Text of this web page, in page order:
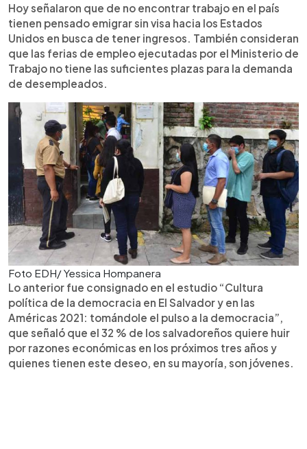
Hoy señalaron que de no encontrar trabajo en el país
tienen pensado emigrar sin visa hacia los Estados
Unidos en busca de tener ingresos. También consideran
que las ferias de empleo ejecutadas por el Ministerio de
Trabajo no tiene las suficientes plazas para la demanda
de desempleados.
Foto EDH/ Yessica Hompanera
Lo anterior fue consignado en el estudio “Cultura
política de la democracia en El Salvador y en las
Américas 2021: tomándole el pulso a la democracia”,
que señaló que el 32 % de los salvadoreños quiere huir
por razones económicas en los próximos tres años y
quienes tienen este deseo, en su mayoría, son jóvenes.